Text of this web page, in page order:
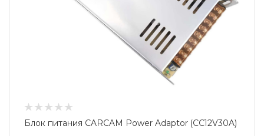
Блок питания CARCAM Power Adaptor (CC12V30A)